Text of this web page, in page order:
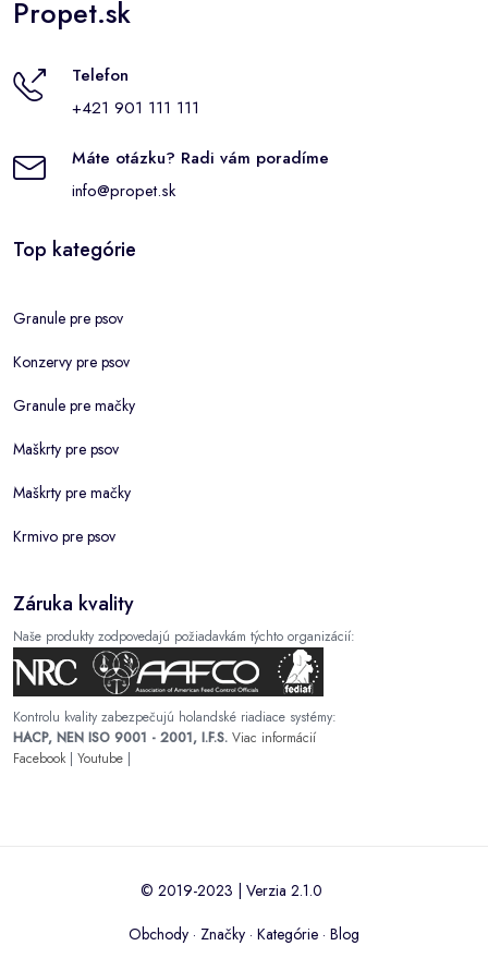
Propet.sk
Telefon
+421 901 111 111
Máte otázku? Radi vám poradíme
info@propet.sk
Top kategórie
Granule pre psov
Konzervy pre psov
Granule pre mačky
Maškrty pre psov
Maškrty pre mačky
Krmivo pre psov
Záruka kvality
Naše produkty zodpovedajú požiadavkám týchto organizácií:
Kontrolu kvality zabezpečujú holandské riadiace systémy:
HACP, NEN ISO 9001 - 2001, I.F.S. Viac informácií
Facebook| Youtube |
© 2019-2023 | Verzia 2.1.0
Obchody · Značky · Kategórie · Blog